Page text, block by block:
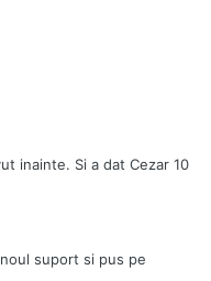
inainte. Si a dat Cezar 10
suport si pus pe